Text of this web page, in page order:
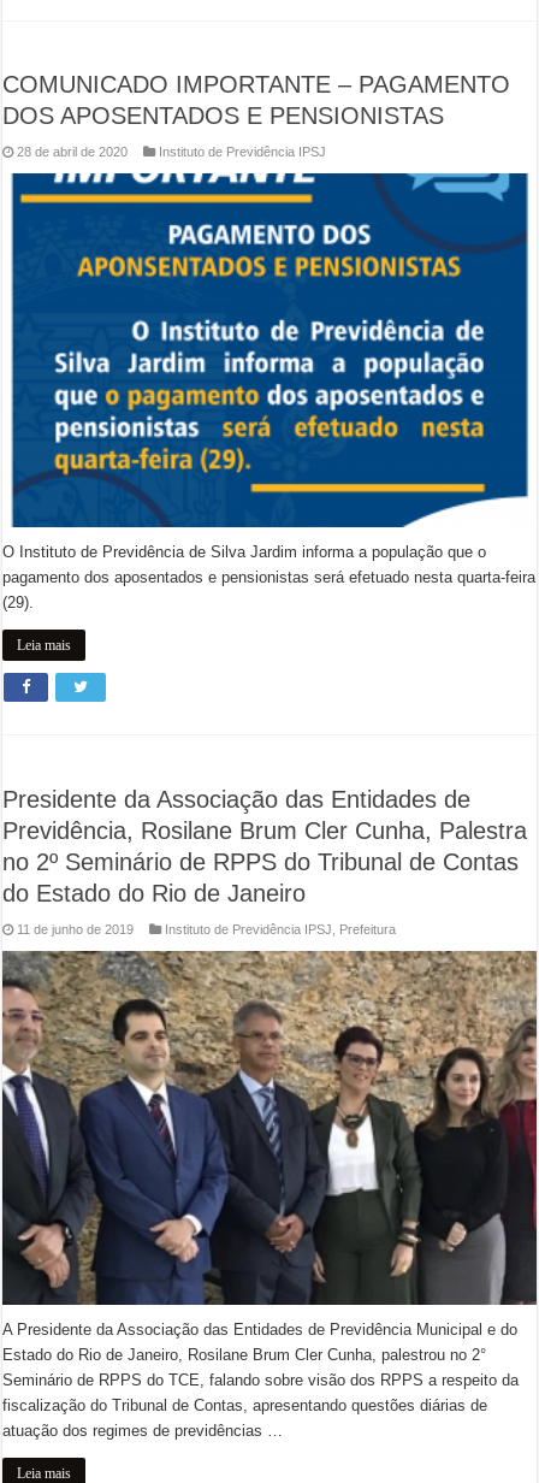
COMUNICADO IMPORTANTE – PAGAMENTO
DOS APOSENTADOS E PENSIONISTAS
28 de abril de 2020 Instituto de Previdência IPSJ
O Instituto de Previdência de Silva Jardim informa a população que o
pagamento dos aposentados e pensionistas será efetuado nesta quarta-feira
(29).
Leia mais
Presidente da Associação das Entidades de
Previdência, Rosilane Brum Cler Cunha, Palestra
no 2º Seminário de RPPS do Tribunal de Contas
do Estado do Rio de Janeiro
11 de junho de 2019 Instituto de Previdência IPSJ Prefeitura
A Presidente da Associação das Entidades de Previdência Municipal e do
Estado do Rio de Janeiro, Rosilane Brum Cler Cunha, palestrou no 2°
Seminário de RPPS do TCE, falando sobre visão dos RPPS a respeito da
fiscalização do Tribunal de Contas, apresentando questões diárias de
atuação dos regimes de previdências …
Leia mais